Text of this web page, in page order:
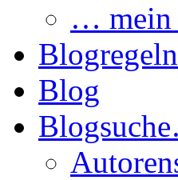
… mein
Blogregeln
Blog